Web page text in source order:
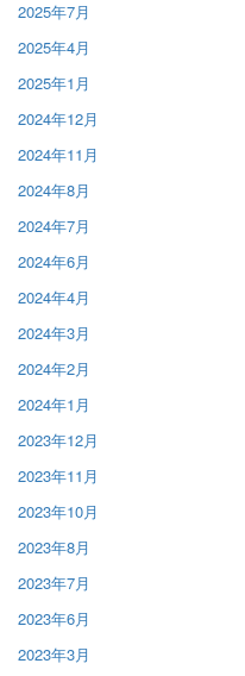
2025年7月
2025年4月
2025年1月
2024年12月
2024年11月
2024年8月
2024年7月
2024年6月
2024年4月
2024年3月
2024年2月
2024年1月
2023年12月
2023年11月
2023年10月
2023年8月
2023年7月
2023年6月
2023年3月